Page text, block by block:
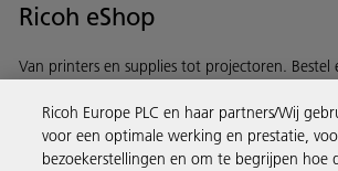
Ricoh eShop
Van printers en supplies tot projectoren. Bestel
Ontdek meer
Ricoh Europe PLC en haar partners/Wij
voor een optimale werking en prestatie,
bezoekerstellingen en om te begrijpen hoe